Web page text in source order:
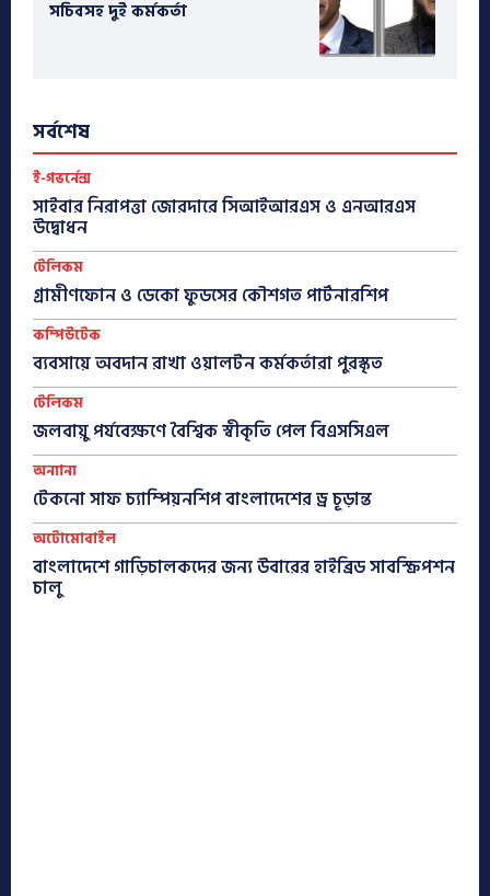
সচিবসহ দুই কর্মকর্তা
সর্বশেষ
ই-গভর্নেন্স
সাইবার নিরাপত্তা জোরদারে সিআইআরএস ও এনআরএস
উদ্বোধন
টেলিকম
গ্রামীণফোন ও ডেকো ফুডসের কৌশগত পার্টনারশিপ
কম্পিউটেক
ব্যবসায়ে অবদান রাখা ওয়ালটন কর্মকর্তারা পুরস্কৃত
টেলিকম
জলবায়ু পর্যবেক্ষণে বৈশ্বিক স্বীকৃতি পেল বিএসসিএল
অন্যান্য
টেকনো সাফ চ্যাম্পিয়নশিপ বাংলাদেশের ড্র চূড়ান্ত
অটোমোবাইল
বাংলাদেশে গাড়িচালকদের জন্য উবারের হাইব্রিড সাবস্ক্রিপশন
চালু